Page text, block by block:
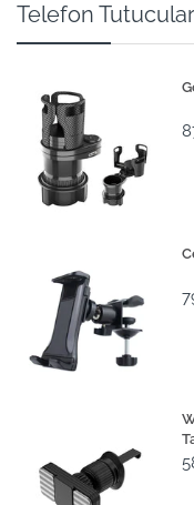
Telefon Tutucular